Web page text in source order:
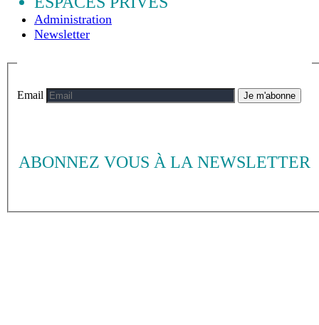
Administration
Newsletter
ABONNEZ VOUS À LA NEWSLETTER
Email Je m'abonne